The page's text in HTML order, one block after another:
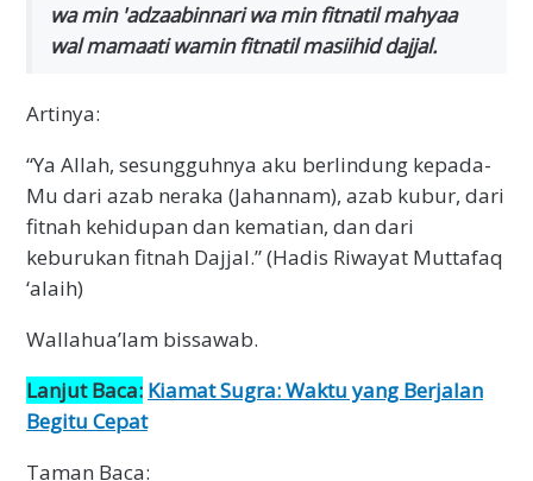
wa min 'adzaabinnari wa min fitnatil mahyaa
wal mamaati wamin fitnatil masiihid dajjal.
Artinya:
“Ya Allah, sesungguhnya aku berlindung kepada-
Mu dari azab neraka (Jahannam), azab kubur, dari
fitnah kehidupan dan kematian, dan dari
keburukan fitnah Dajjal.” (Hadis Riwayat Muttafaq
‘alaih)
Wallahua’lam bissawab.
Lanjut Baca: Kiamat Sugra: Waktu yang Berjalan
Begitu Cepat
Taman Baca: